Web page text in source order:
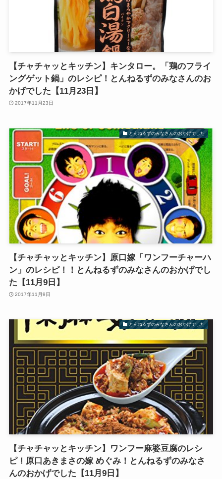
【チャチャッとキッチン】キンタロー。「鶏のフライ
ングゲット鍋」のレシピ！とんねるずのみなさんのお
かげでした【11月23日】
2017年11月23日
とんねるずのみなさんのおかげでした
【チャチャッとキッチン】原口嫁「ワンフーチャーハ
ン」のレシピ！！とんねるずのみなさんのおかげでし
た【11月9日】
2017年11月9日
とんねるずのみなさんのおかげでした
【チャチャッとキッチン】ワンフー麻婆豆腐のレシ
ピ！原口あきまさの嫁 めぐみ！とんねるずのみなさ
んのおかげでした【11月9日】